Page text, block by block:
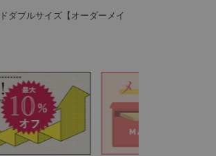
ダブルサイズ【オーダーメイ